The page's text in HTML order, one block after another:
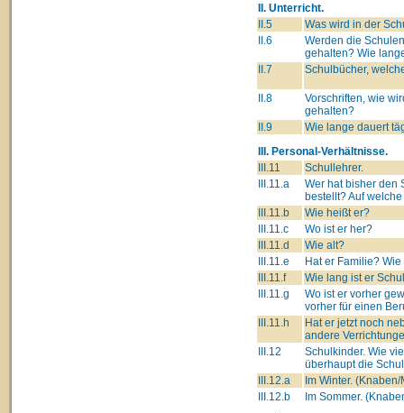
II. Unterricht.
II.5
Was wird in der
II.6
Werden die
gehalten? Wie
II.7
Schulbücher,
II.8
Vorschriften, wie
gehalten?
II.9
Wie lange dauert
III. Personal-Verhältnisse.
III.11
Schullehrer.
III.11.a
Wer hat bisher den
bestellt? Auf
III.11.b
Wie heißt er?
III.11.c
Wo ist er her?
III.11.d
Wie alt?
III.11.e
Hat er Familie?
III.11.f
Wie lang ist er
III.11.g
Wo ist er vorher
vorher für einen
III.11.h
Hat er jetzt noch
andere
III.12
Schulkinder. Wie
überhaupt die
III.12.a
Im Winter.
III.12.b
Im Sommer.